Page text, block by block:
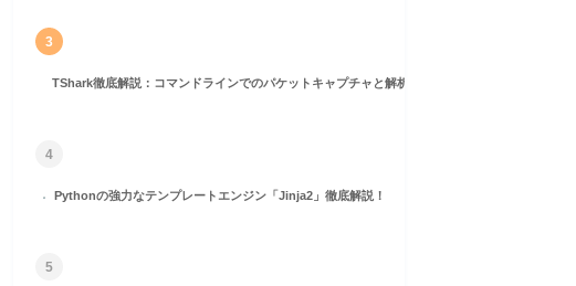
3
TShark徹底解説：コマンドラインでのパケットキャプチャと解析ガイド
4
Pythonの強力なテンプレートエンジン「Jinja2」徹底解説！
5